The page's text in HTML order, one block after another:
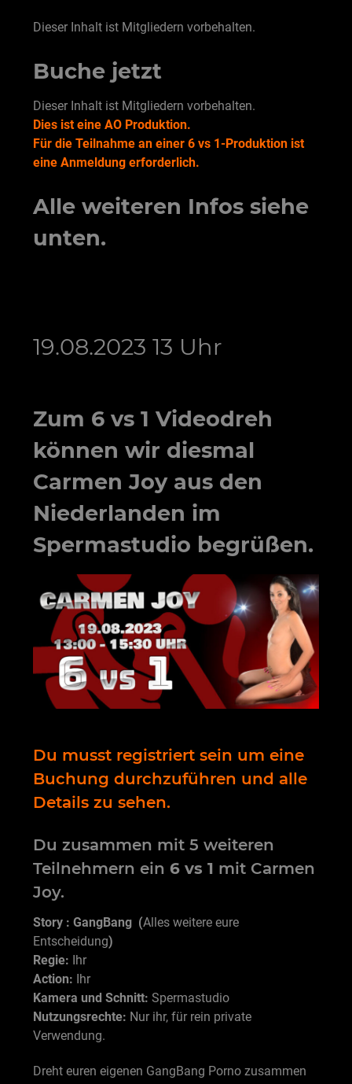
Dieser Inhalt ist Mitgliedern vorbehalten.
Buche jetzt
Dieser Inhalt ist Mitgliedern vorbehalten.
Dies ist eine AO Produktion.
Für die Teilnahme an einer 6 vs 1-Produktion ist
eine Anmeldung erforderlich.
Alle weiteren Infos siehe
unten.
19.08.2023 13 Uhr
Zum 6 vs 1 Videodreh
können wir diesmal
Carmen Joyaus den
Niederlanden im
Spermastudio begrüßen.
Du musst registriert sein um eine
Buchung durchzuführen und alle
Details zu sehen.
Du zusammen mit 5 weiteren
Teilnehmern ein 6 vs 1 mit Carmen
Joy.
Story : GangBang (Alles weitere eure
Entscheidung)
Regie: Ihr
Action: Ihr
Kamera und Schnitt: Spermastudio
Nutzungsrechte: Nur ihr, für rein private
Verwendung.
Dreht euren eigenen GangBang Porno zusammen